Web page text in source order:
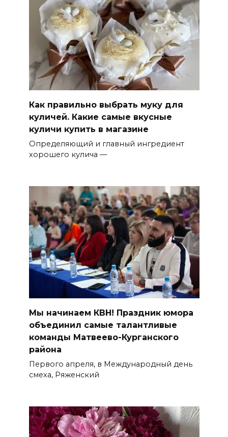
Как правильно выбрать муку для
куличей. Какие самые вкусные
куличи купить в магазине
Определяющий и главный ингредиент
хорошего кулича —
Мы начинаем КВН! Праздник юмора
объединил самые талантливые
команды Матвеево-Курганского
района
Первого апреля, в Международный день
смеха, Ряженский